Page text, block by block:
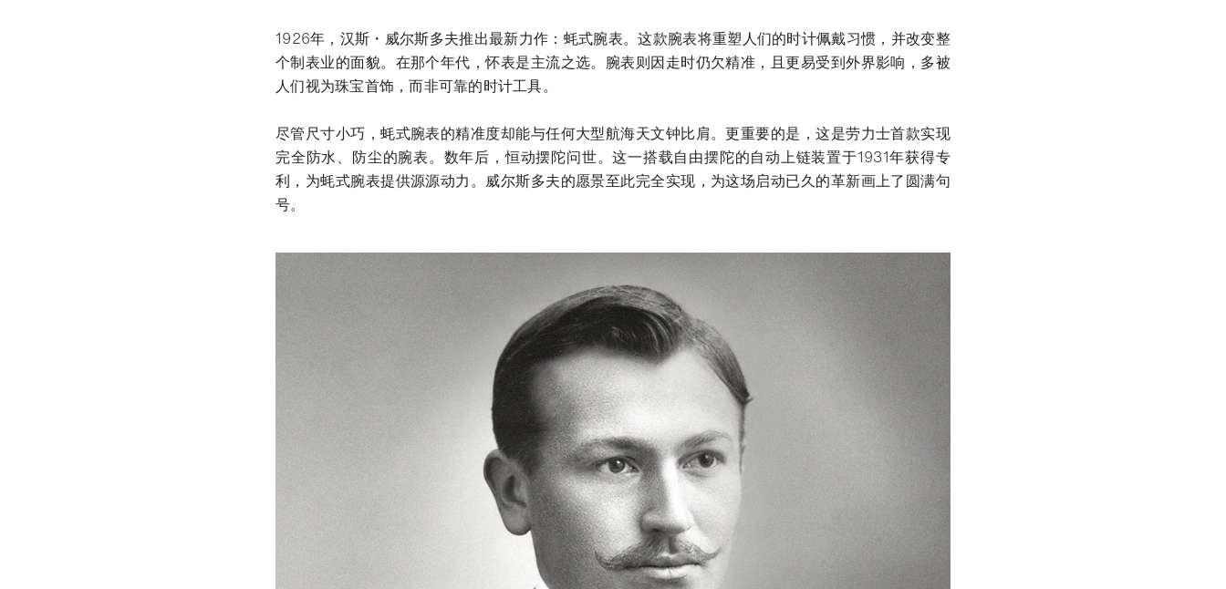
1926年，汉斯・威尔斯多夫推出最新力作：蚝式腕表。这款腕表将重塑人们的时计佩戴习惯，并改变整
个制表业的面貌。在那个年代，怀表是主流之选。腕表则因走时仍欠精准，且更易受到外界影响，多被
人们视为珠宝首饰，而非可靠的时计工具。
尽管尺寸小巧，蚝式腕表的精准度却能与任何大型航海天文钟比肩。更重要的是，这是劳力士首款实现
完全防水、防尘的腕表。数年后，恒动摆陀问世。这一搭载自由摆陀的自动上链装置于1931年获得专
利，为蚝式腕表提供源源动力。威尔斯多夫的愿景至此完全实现，为这场启动已久的革新画上了圆满句
号。